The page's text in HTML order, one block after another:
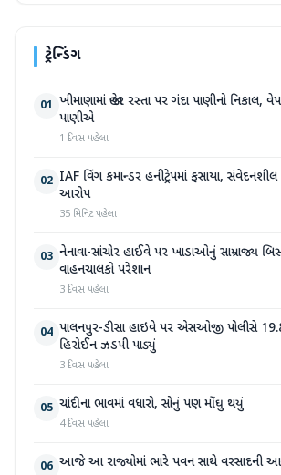
ટ્રેન્ડિંગ
01 ખીમાણામાં જાહેર રસ્તા પર ગંદા પાણીનો નિકાલ,
પાણીએ
1 દિવસ પહેલા
02 IAF વિંગ કમાન્ડર હનીટ્રેપમાં ફસાયા, સંવેદનશીલ
આરોપ
35 મિનિટ પહેલા
03 નેનાવા-સાંચોર હાઈવે પર ખાડાઓનું સામ્રાજ્ય
વાહનચાલકો પરેશાન
3 દિવસ પહેલા
04 પાલનપુર-ડીસા હાઇવે પર એસઓજી પોલીસે
હિરોઈન ઝડપી પાડ્યું
3 દિવસ પહેલા
05 ચાંદીના ભાવમાં વધારો, સોનું પણ મોંઘુ થયું
4 દિવસ પહેલા
06 આજે આ રાજ્યોમાં ભારે પવન સાથે વરસાદની